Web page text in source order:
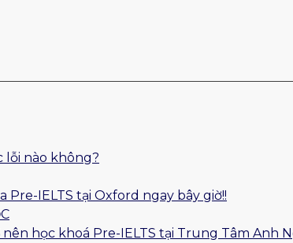
lỗi nào không?
Pre-IELTS tại Oxford ngay bây giờ!!
nên học khoá Pre-IELTS tại Trung Tâm Anh